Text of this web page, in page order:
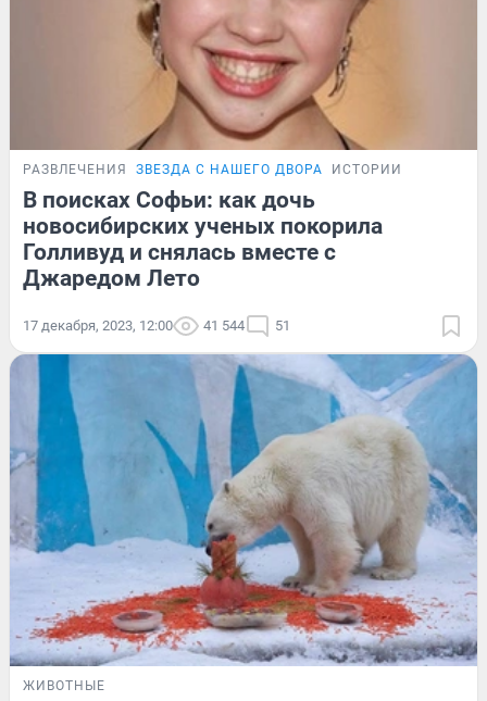
РАЗВЛЕЧЕНИЯ ЗВЕЗДА С НАШЕГО ДВОРА ИСТОРИИ
В поисках Софьи: как дочь
новосибирских ученых покорила
Голливуд и снялась вместе с
Джаредом Лето
17 декабря, 2023, 12:00 41 544 51
ЖИВОТНЫЕ